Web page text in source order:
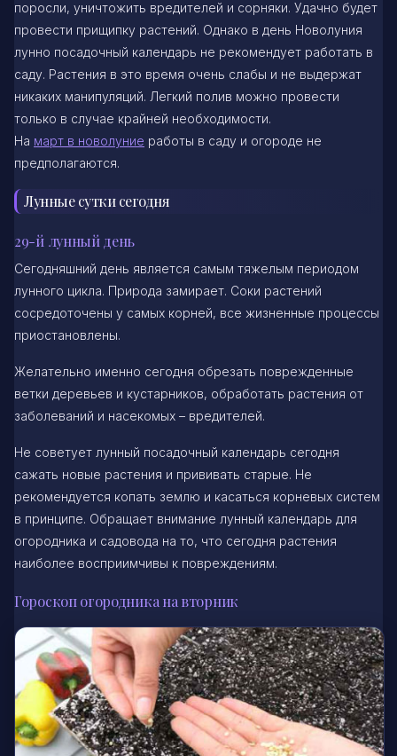
поросли, уничтожить вредителей и сорняки. Удачно будет
провести прищипку растений. Однако в день Новолуния
лунно посадочный календарь не рекомендует работать в
саду. Растения в это время очень слабы и не выдержат
никаких манипуляций. Легкий полив можно провести
только в случае крайней необходимости.
На март в новолуние работы в саду и огороде не
предполагаются.
Лунные сутки сегодня
29-й лунный день
Сегодняшний день является самым тяжелым периодом
лунного цикла. Природа замирает. Соки растений
сосредоточены у самых корней, все жизненные процессы
приостановлены.
Желательно именно сегодня обрезать поврежденные
ветки деревьев и кустарников, обработать растения от
заболеваний и насекомых – вредителей.
Не советует лунный посадочный календарь сегодня
сажать новые растения и прививать старые. Не
рекомендуется копать землю и касаться корневых систем
в принципе. Обращает внимание лунный календарь для
огородника и садовода на то, что сегодня растения
наиболее восприимчивы к повреждениям.
Гороскоп огородника на вторник